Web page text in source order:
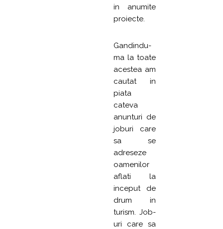
in anumite
proiecte.
Gandindu-
ma la toate
acestea am
cautat in
piata
cateva
anunturi de
joburi care
sa se
adreseze
oamenilor
aflati la
inceput de
drum in
turism. Job-
uri care sa